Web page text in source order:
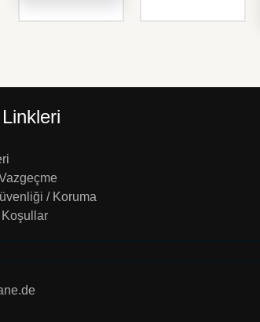
/ Koruma